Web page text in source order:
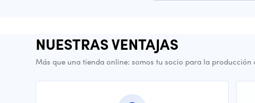
NUESTRAS VENTAJAS
Más que una tienda online: somos tu socio para la producción